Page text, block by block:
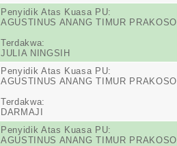
Penyidik Atas Kuasa PU:
AGUSTINUS ANANG TIMUR PRAKOSO
Terdakwa:
JULIA NINGSIH
Penyidik Atas Kuasa PU:
AGUSTINUS ANANG TIMUR PRAKOSO
Terdakwa:
DARMAJI
Penyidik Atas Kuasa PU:
AGUSTINUS ANANG TIMUR PRAKOSO